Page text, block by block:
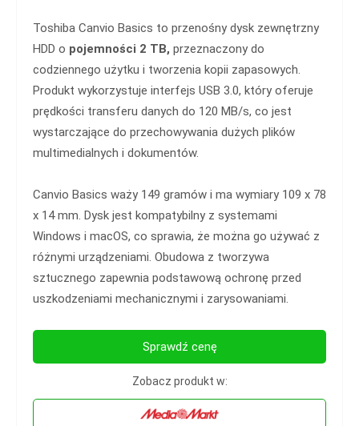
Toshiba Canvio Basics to przenośny dysk zewnętrzny
HDD o pojemności 2 TB, przeznaczony do
codziennego użytku i tworzenia kopii zapasowych.
Produkt wykorzystuje interfejs USB 3.0, który oferuje
prędkości transferu danych do 120 MB/s, co jest
wystarczające do przechowywania dużych plików
multimedialnych i dokumentów.
Canvio Basics waży 149 gramów i ma wymiary 109 x 78
x 14 mm. Dysk jest kompatybilny z systemami
Windows i macOS, co sprawia, że można go używać z
różnymi urządzeniami. Obudowa z tworzywa
sztucznego zapewnia podstawową ochronę przed
uszkodzeniami mechanicznymi i zarysowaniami.
Sprawdź cenę
Zobacz produkt w: